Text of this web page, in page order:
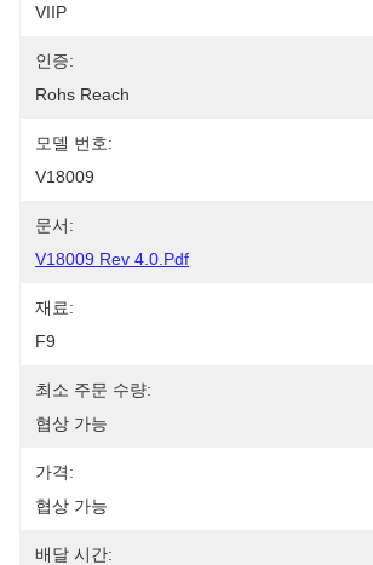
VIIP
인증:
Rohs Reach
모델 번호:
V18009
문서:
V18009 Rev 4.0.pdf
재료:
F9
최소 주문 수량:
협상 가능
가격:
협상 가능
배달 시간: